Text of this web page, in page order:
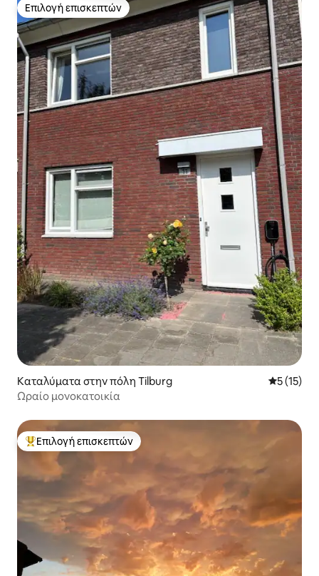
Επιλογή επισκεπτών
Επιλογή επισκεπτών
Καταλύματα στην πόλη Tilburg Μέση
5 (15)
Ωραίο μονοκατοικία
Κορυφαία επιλογή επισκεπτών
Επιλογή επισκεπτών